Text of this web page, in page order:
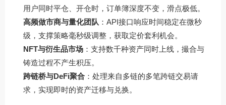
用户同时平仓、开仓时，订单簿深度不变，滑点极低。
高频做市商与量化团队 ：API接口响应时间稳定在微秒
级，支撑策略毫秒级调整，获取定价套利机会。
NFT与衍生品市场 ：支持数千种资产同时上线，撮合与
铸造过程不产生积压。
跨链桥与DeFi聚合 ：处理来自多链的多笔跨链交易请
求，实现即时的资产迁移与兑换。